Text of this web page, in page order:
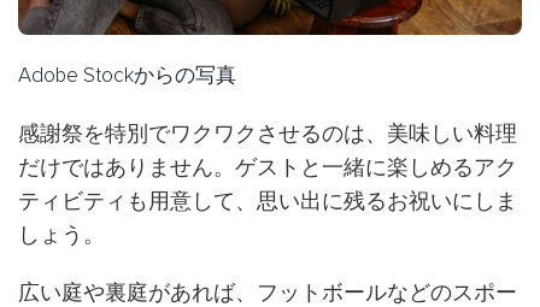
Adobe Stockからの写真
感謝祭を特別でワクワクさせるのは、美味しい料理
だけではありません。ゲストと一緒に楽しめるアク
ティビティも用意して、思い出に残るお祝いにしま
しょう。
広い庭や裏庭があれば、フットボールなどのスポー